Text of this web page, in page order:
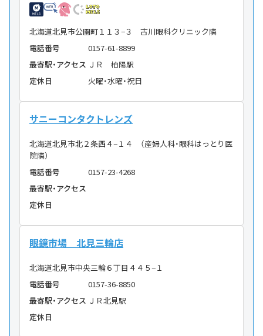
北海道北見市公園町１１３−３ 古川眼科クリニック隣
電話番号
0157-61-8899
最寄駅・アクセス ＪＲ 柏陽駅
定休日
火曜・水曜・祝日
サニーコンタクトレンズ
北海道北見市北２条西４−１４ （産婦人科・眼科はっとり医
院隣）
電話番号
0157-23-4268
最寄駅・アクセス
定休日
眼鏡市場 北見三輪店
北海道北見市中央三輪６丁目４４５−１
電話番号
0157-36-8850
最寄駅・アクセス ＪＲ北見駅
定休日